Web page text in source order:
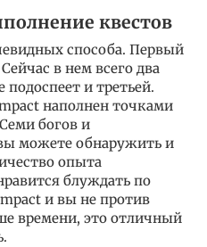
квестов
способа. Первый
в нем всего два
подоспеет и третьей.
наполнен точками
богов и
можете обнаружить и
опыта
блуждать по
и вы не против
времени, это отличный